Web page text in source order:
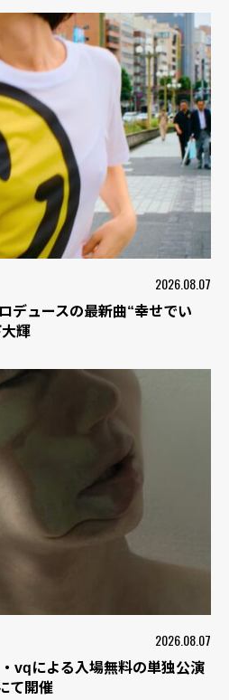
2026.08.07
デュースの最新曲“幸せでい
輝
2026.08.07
vqによる入場無料の単独公演
て開催